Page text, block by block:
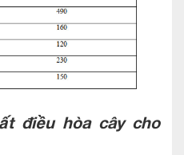
điều hòa cây cho